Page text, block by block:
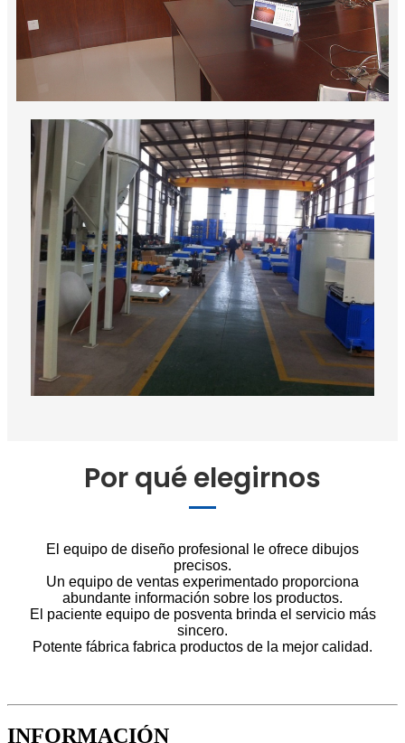
Por qué elegirnos
El equipo de diseño profesional le ofrece dibujos
precisos.
Un equipo de ventas experimentado proporciona
abundante información sobre los productos.
El paciente equipo de posventa brinda el servicio más
sincero.
Potente fábrica fabrica productos de la mejor calidad.
INFORMACIÓN